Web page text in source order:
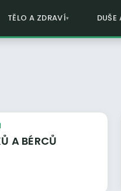
TĚLO A ZDRAVÍ DUŠE
A BÉRCŮ